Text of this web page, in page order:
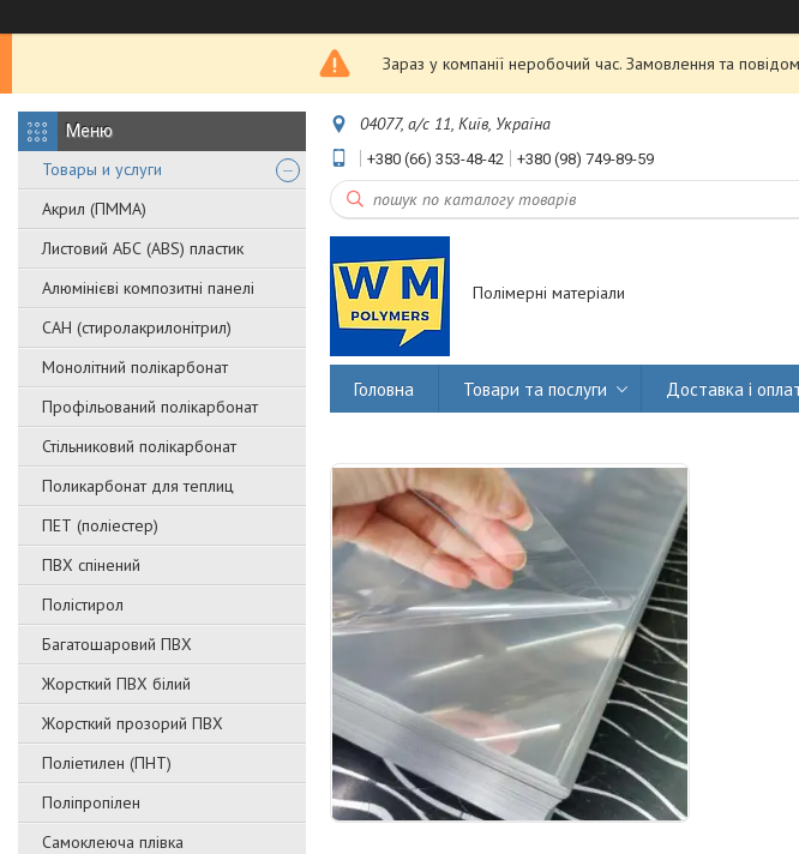
Зараз у компанії неробочий час. Замовлення та
Товары и услуги
Акрил (ПММА)
Листовий АБС (ABS) пластик
Алюмінієві композитні панелі
САН (стиролакрилонітрил)
Монолітний полікарбонат
Профільований полікарбонат
Стільниковий полікарбонат
Поликарбонат для теплиц
ПЕТ (поліестер)
ПВХ спінений
Полістирол
Багатошаровий ПВХ
Жорсткий ПВХ білий
Жорсткий прозорий ПВХ
Поліетилен (ПНТ)
Поліпропілен
Самоклеюча плівка
04077, а/с 11, Київ, Україна
+380 (66) 353-48-42 +380 (98) 749-89-59
Полімерні матеріали
Головна Товари та послуги Доставка і